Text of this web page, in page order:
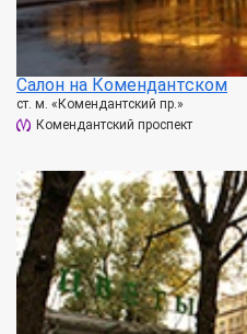
Салон на Комендантском
ст. м. «Комендантский пр.»
Комендантский проспект